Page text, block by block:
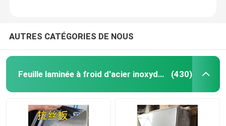
AUTRES CATÉGORIES DE NOUS
Feuille laminée à froid d'acier inoxydable (430)